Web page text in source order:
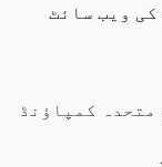
ویب سائٹ